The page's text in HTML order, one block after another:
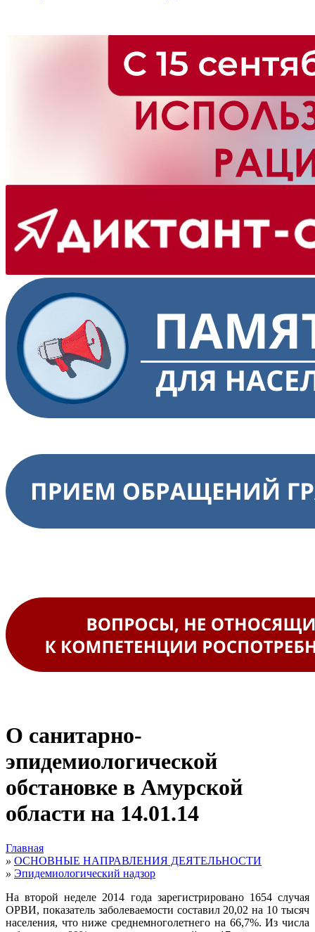
О санитарно-
эпидемиологической
обстановке в Амурской
области на 14.01.14
Главная
» ОСНОВНЫЕ НАПРАВЛЕНИЯ ДЕЯТЕЛЬНОСТИ
» Эпидемиологический надзор
На второй неделе 2014 года зарегистрировано 1654 случая
ОРВИ, показатель заболеваемости составил 20,02 на 10 тысяч
населения, что ниже среднемноголетнего на 66,7%. Из числа